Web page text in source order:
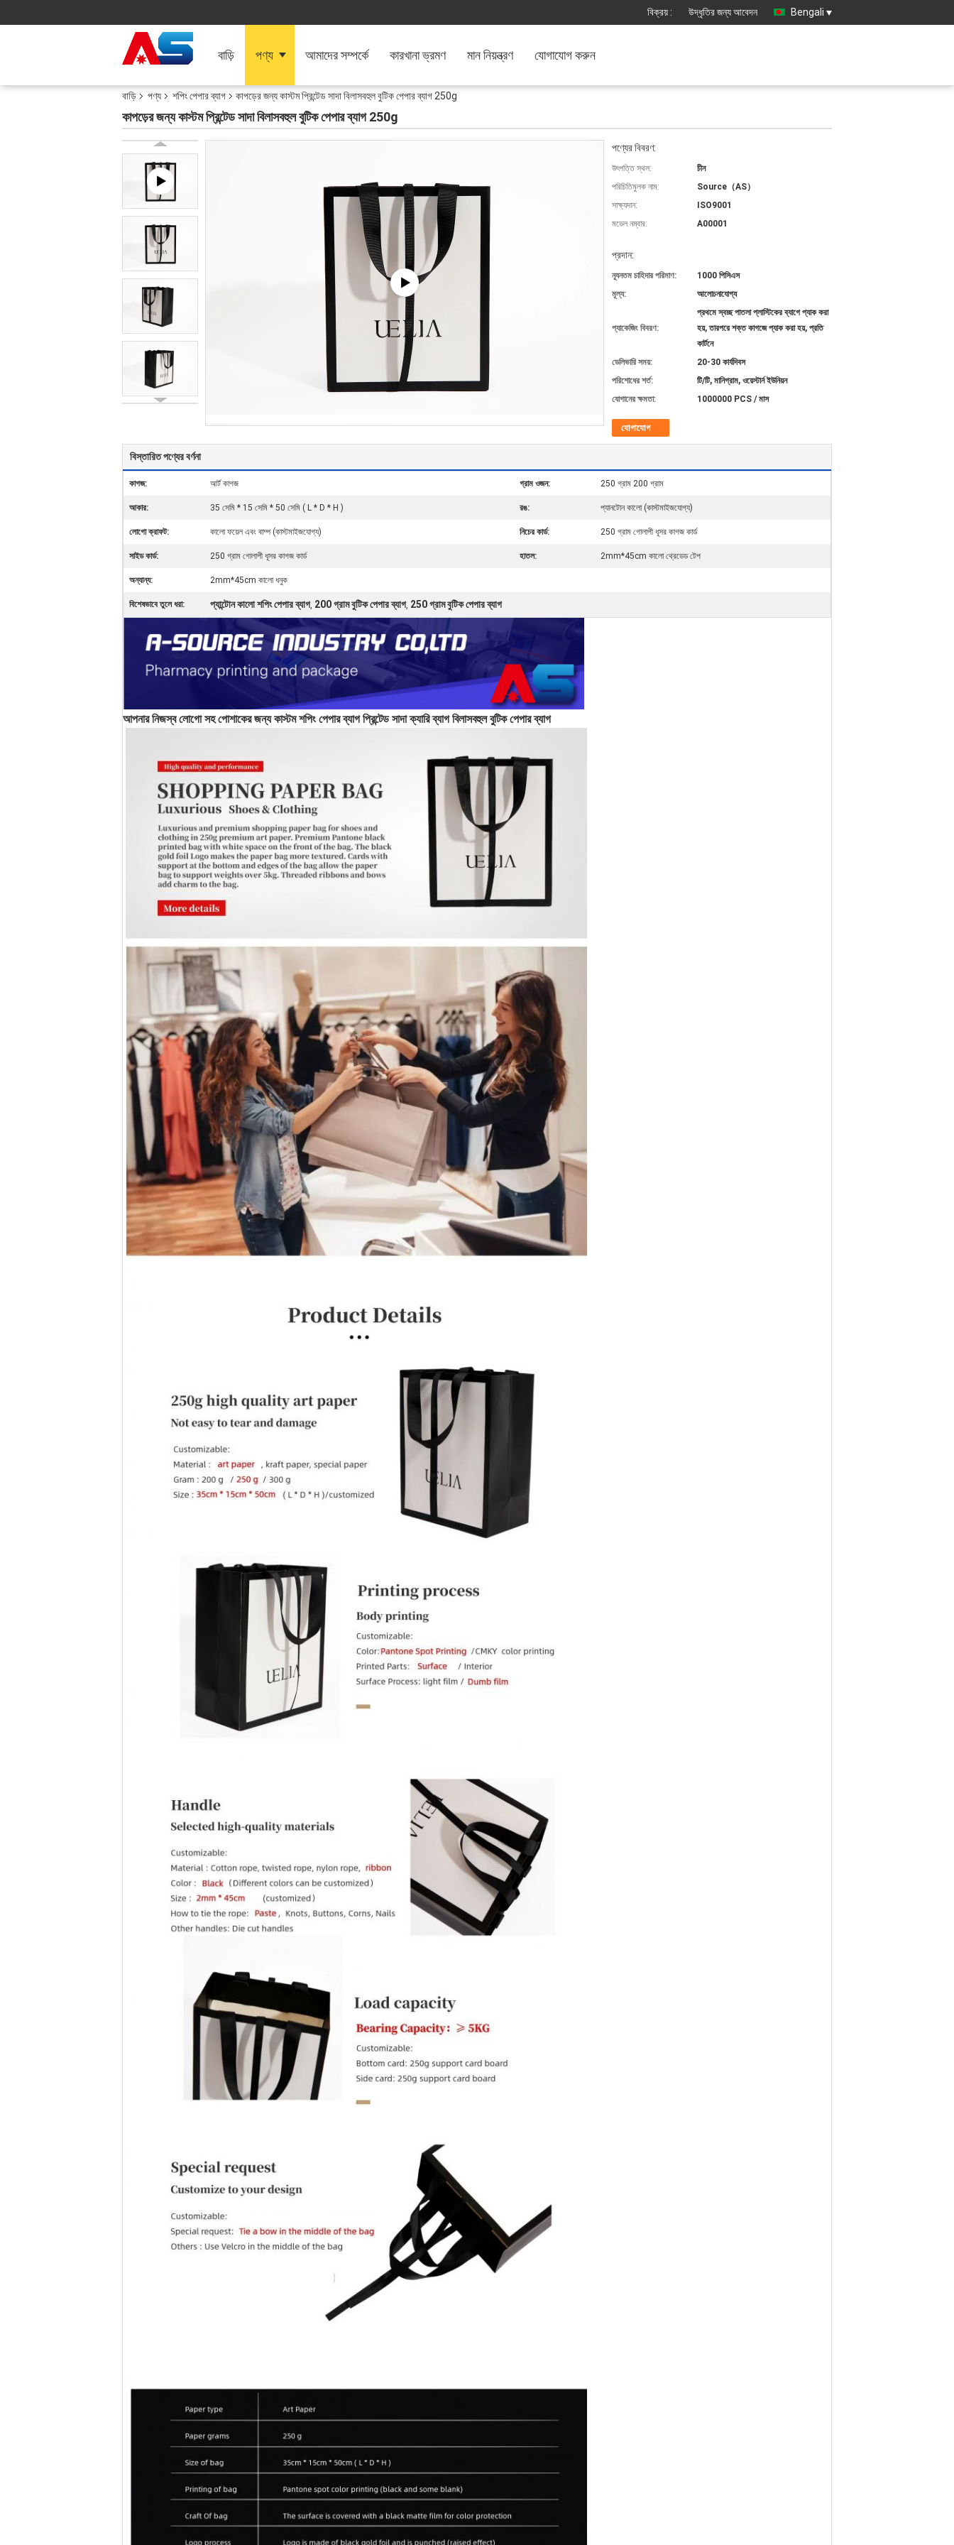
বিক্রয় : উদ্ধৃতির জন্য আবেদন Bengali
বাড়ি পণ্য আমাদের সম্পর্কে কারখানা ভ্রমণ মান নিয়ন্ত্রণ যোগাযোগ করুন
বাড়ি পণ্য শপিং পেপার ব্যাগ কাপড়ের জন্য কাস্টম প্রিন্টেড সাদা বিলাসবহুল বুটিক পেপার ব্যাগ 250g
কাপড়ের জন্য কাস্টম প্রিন্টেড সাদা বিলাসবহুল বুটিক পেপার ব্যাগ 250g
পণ্যের বিবরণ:
উৎপত্তি স্থল:
চীন
পরিচিতিমুলক নাম:
Source（AS）
সাক্ষ্যদান:
ISO9001
মডেল নম্বার:
A00001
প্রদান:
ন্যূনতম চাহিদার পরিমাণ:
1000 পিসিএস
মূল্য:
আলোচনাযোগ্য
প্যাকেজিং বিবরণ:
প্রথমে স্বচ্ছ পাতলা প্লাস্টিকের ব্যাগে প্যাক করা
হয়, তারপরে শক্ত কাগজে প্যাক করা হয়, প্রতি
কার্টনে
ডেলিভারি সময়:
20-30 কার্যদিবস
পরিশোধের শর্ত:
টি/টি, মানিগ্রাম, ওয়েস্টার্ন ইউনিয়ন
যোগানের ক্ষমতা:
1000000 PCS / মাস
যোগাযোগ
বিস্তারিত পণ্যের বর্ণনা
কাগজ: আর্ট কাগজ গ্রাম ওজন: 250 গ্রাম 200 গ্রাম
আকার: 35 সেমি * 15 সেমি * 50 সেমি ( L * D * H ) রঙ: প্যানটোন কালো (কাস্টমাইজযোগ্য)
লোগো ক্রাফট: কালো ফয়েল এবং বাম্প (কাস্টমাইজযোগ্য) নিচের কার্ড: 250 গ্রাম গোলাপী ধূসর কাগজ কার্ড
সাইড কার্ড: 250 গ্রাম গোলাপী ধূসর কাগজ কার্ড হাতল: 2mm*45cm কালো থ্রেডেড টেপ
অন্যান্য: 2mm*45cm কালো ধনুক
বিশেষভাবে তুলে ধরা: প্যান্টোন কালো শপিং পেপার ব্যাগ, 200 গ্রাম বুটিক পেপার ব্যাগ, 250 গ্রাম বুটিক পেপার ব্যাগ
আপনার নিজস্ব লোগো সহ পোশাকের জন্য কাস্টম শপিং পেপার ব্যাগ প্রিন্টেড সাদা ক্যারি ব্যাগ বিলাসবহুল বুটিক পেপার ব্যাগ